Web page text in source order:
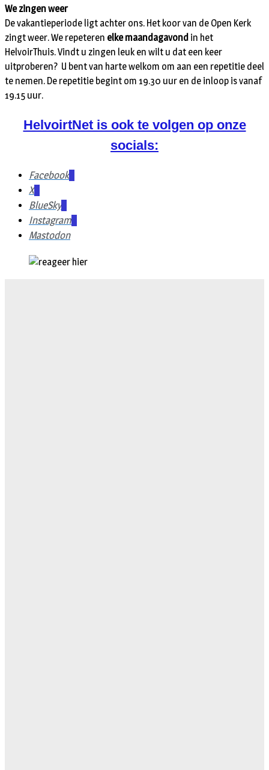
We zingen weer
De vakantieperiode ligt achter ons. Het koor van de Open Kerk
zingt weer. We repeteren elke maandagavond in het
HelvoirThuis. Vindt u zingen leuk en wilt u dat een keer
uitproberen? U bent van harte welkom om aan een repetitie deel
te nemen. De repetitie begint om 19.30 uur en de inloop is vanaf
19.15 uur.
HelvoirtNet is ook te volgen op onze
socials:
Facebook
X
BlueSky
Instagram
Mastodon